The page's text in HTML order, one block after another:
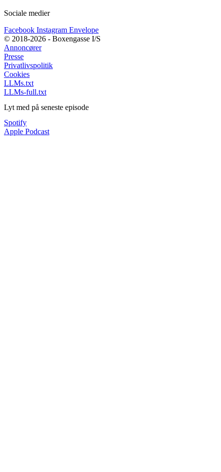
Sociale medier
Facebook Instagram Envelope
© 2018-2026 - Boxengasse I/S
Annoncører
Presse
Privatlivspolitik
Cookies
LLMs.txt
LLMs-full.txt
Lyt med på seneste episode
Spotify
Apple Podcast